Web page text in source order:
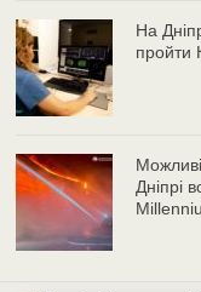
На
пройти
Дніпрі